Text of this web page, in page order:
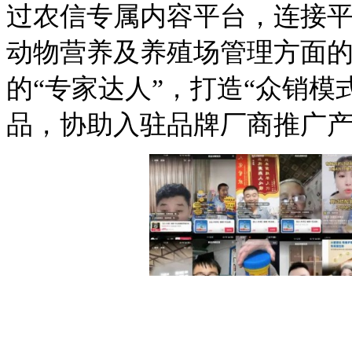
过农信专属内容平台，连接
动物营养及养殖场管理方面
的“专家达人”，打造“众销
品，协助入驻品牌厂商推广